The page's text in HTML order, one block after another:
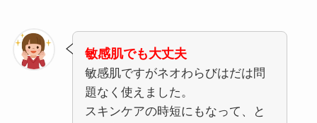
敏感肌でも大丈夫
敏感肌ですがネオわらびはだは問
題なく使えました。
スキンケアの時短にもなって、と